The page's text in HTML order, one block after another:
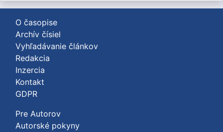
O časopise
Archív čísiel
Vyhľadávanie článkov
Redakcia
Inzercia
Kontakt
GDPR
Pre Autorov
Autorské pokyny